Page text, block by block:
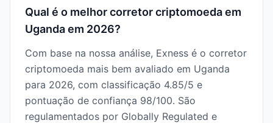
Qual é o melhor corretor criptomoeda em
Uganda em 2026?
Com base na nossa análise, Exness é o corretor
criptomoeda mais bem avaliado em Uganda
para 2026, com classificação 4.85/5 e
pontuação de confiança 98/100. São
regulamentados por Globally Regulated e